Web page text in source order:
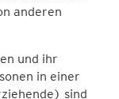
anderen
und ihr
in einer
sind